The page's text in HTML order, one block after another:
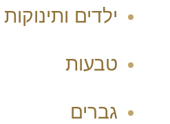
ילדים ותינוקות
טבעות
גברים